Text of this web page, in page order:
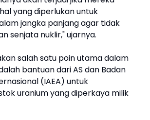
yang diperlukan untuk
jangka panjang agar tidak
senjata nuklir," ujarnya.
salah satu poin utama dalam
bantuan dari AS dan Badan
(IAEA) untuk
uranium yang diperkaya milik